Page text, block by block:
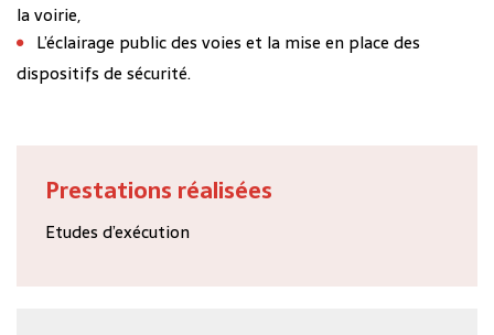
la voirie,
L’éclairage public des voies et la mise en place des
dispositifs de sécurité.
Prestations réalisées
Etudes d’exécution